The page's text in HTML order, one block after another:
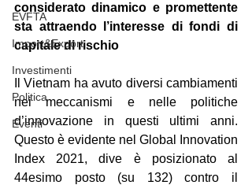
EVFTA
Import&Export
Investimenti
Politica
Eventi
considerato dinamico e promettente
sta attraendo l’interesse di fondi di
capitale di rischio
Il Vietnam ha avuto diversi cambiamenti
nei meccanismi e nelle politiche
d’innovazione in questi ultimi anni.
Questo è evidente nel Global Innovation
Index 2021, dive è posizionato al
44esimo posto (su 132) contro il